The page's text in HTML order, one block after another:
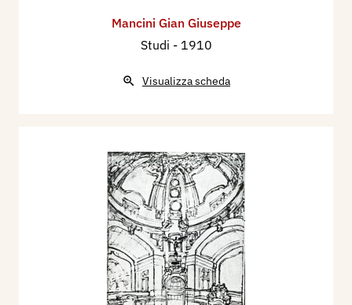
Mancini Gian Giuseppe
Studi - 1910
Visualizza scheda